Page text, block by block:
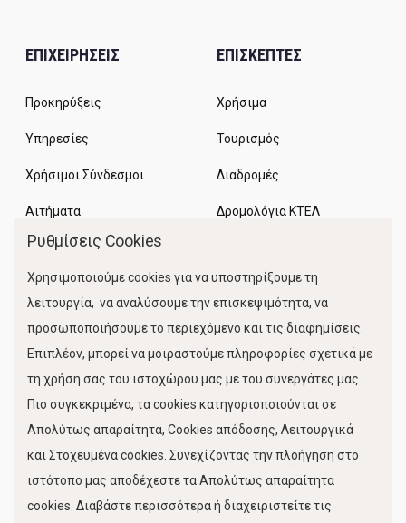
ΕΠΙΧΕΙΡΗΣΕΙΣ
Προκηρύξεις
Υπηρεσίες
Χρήσιμοι Σύνδεσμοι
Αιτήματα
ΕΠΙΣΚΕΠΤΕΣ
Χρήσιμα
Τουρισμός
Διαδρομές
Δρομολόγια ΚΤΕΛ
Κίνηση Λιμένος
FOLLOW US
Ρυθμίσεις Cookies
Χρησιμοποιούμε cookies για να υποστηρίξουμε τη
λειτουργία, να αναλύσουμε την επισκεψιμότητα, να
προσωποποιήσουμε το περιεχόμενο και τις διαφημίσεις.
Επιπλέον, μπορεί να μοιραστούμε πληροφορίες σχετικά με
τη χρήση σας του ιστοχώρου μας με του συνεργάτες μας.
Πιο συγκεκριμένα, τα cookies κατηγοριοποιούνται σε
Απολύτως απαραίτητα, Cookies απόδοσης, Λειτουργικά
και Στοχευμένα cookies. Συνεχίζοντας την πλοήγηση στο
ιστότοπο μας αποδέχεστε τα Απολύτως απαραίτητα
cookies. Διαβάστε περισσότερα ή διαχειριστείτε τις